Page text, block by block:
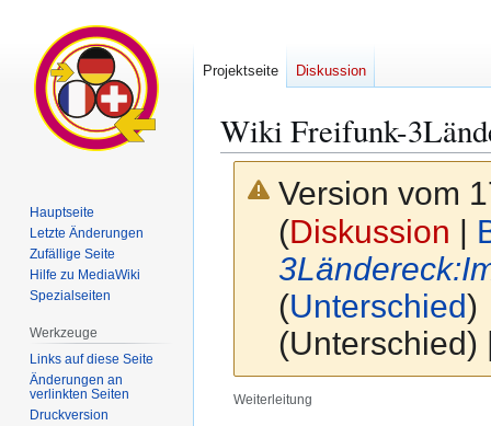
Wiki Freifunk-
Version vom
(Diskussion
(Unterschied)
Weiterleitung
Projektseite Diskussion
Hauptseite
Letzte Änderungen
Zufällige Seite
Hilfe zu MediaWiki
Spezialseiten
Werkzeuge
Links auf diese Seite
Änderungen an
verlinkten Seiten
Druckversion